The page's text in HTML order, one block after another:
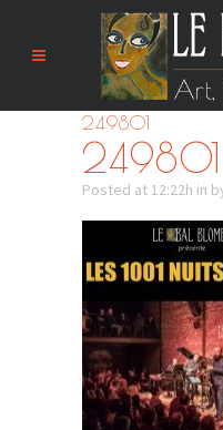
249801
249801
Posted at 12:22h in